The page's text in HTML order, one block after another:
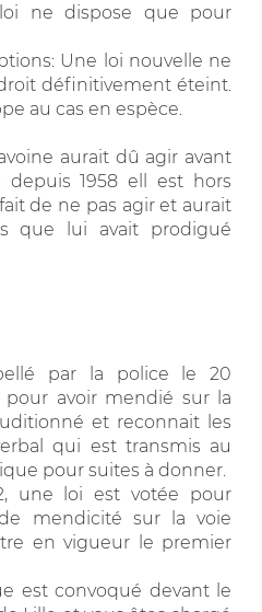
ne dispose que pour
Une loi nouvelle ne
définitivement éteint.
au cas en espèce.
aurait dû agir avant
depuis 1958 ell est hors
de ne pas agir et aurait
que lui avait prodigué
par la police le 20
pour avoir mendié sur la
et reconnait les
qui est transmis au
pour suites à donner.
une loi est votée pour
mendicité sur la voie
en vigueur le premier
est convoqué devant le